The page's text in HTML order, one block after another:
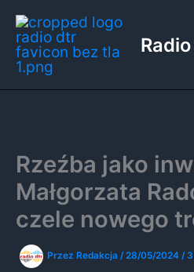
Przejdź
do
treści
Rzeźba jako
Małgorzata
czele nowego
Przez Redakcja /28/05/2024 /